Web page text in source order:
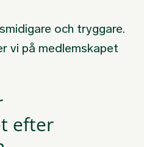
och tryggare.
vi på medlemskapet
efter